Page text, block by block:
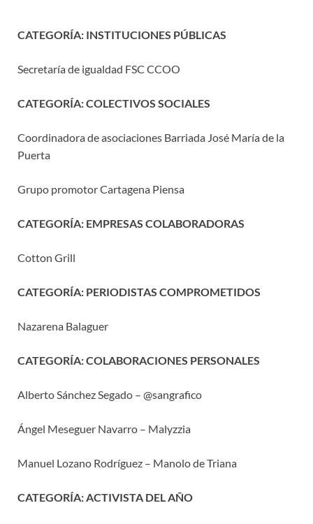
CATEGORÍA: INSTITUCIONES PÚBLICAS
Secretaría de igualdad FSC CCOO
CATEGORÍA: COLECTIVOS SOCIALES
Coordinadora de asociaciones Barriada José María de la
Puerta
Grupo promotor Cartagena Piensa
CATEGORÍA: EMPRESAS COLABORADORAS
Cotton Grill
CATEGORÍA: PERIODISTAS COMPROMETIDOS
Nazarena Balaguer
CATEGORÍA: COLABORACIONES PERSONALES
Alberto Sánchez Segado – @sangrafico
Ángel Meseguer Navarro – Malyzzia
Manuel Lozano Rodríguez – Manolo de Triana
CATEGORÍA: ACTIVISTA DEL AÑO